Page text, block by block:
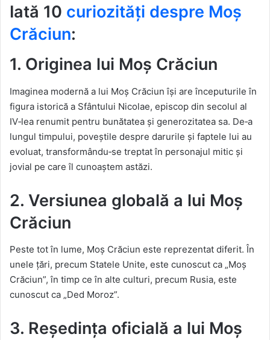
Iată 10 curiozități despre Moș
Crăciun:
1. Originea lui Moș Crăciun
Imaginea modernă a lui Moș Crăciun își are începuturile în
figura istorică a Sfântului Nicolae, episcop din secolul al
IV‑lea renumit pentru bunătatea și generozitatea sa. De‑a
lungul timpului, poveștile despre darurile și faptele lui au
evoluat, transformându‑se treptat în personajul mitic și
jovial pe care îl cunoaștem astăzi.
2. Versiunea globală a lui Moș
Crăciun
Peste tot în lume, Moș Crăciun este reprezentat diferit. În
unele țări, precum Statele Unite, este cunoscut ca „Moș
Crăciun”, în timp ce în alte culturi, precum Rusia, este
cunoscut ca „Ded Moroz”.
3. Reședința oficială a lui Moș